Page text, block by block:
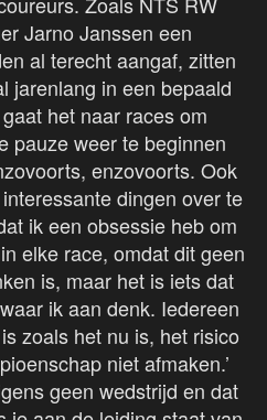
Jarno Janssen een
al terecht aangaf, zitten
jarenlang in een bepaald
het naar races om
pauze weer te beginnen
enzovoorts. Ook
dingen over te
ik een obsessie heb om
elke race, omdat dit geen
is, maar het is iets dat
ik aan denk. Iedereen
zoals het nu is, het risico
niet afmaken.’
geen wedstrijd en dat